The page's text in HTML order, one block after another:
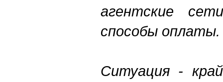
агентские
способы оплаты.
Ситуация -